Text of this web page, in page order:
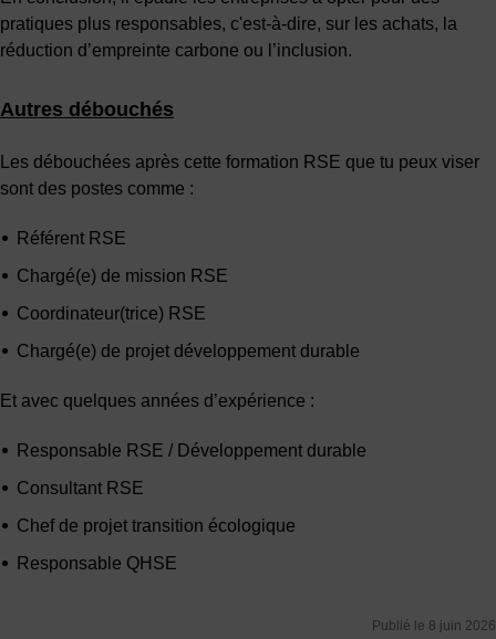
pratiques plus responsables, c'est-à-dire, sur les achats, la
réduction d’empreinte carbone ou l’inclusion.
Autres débouchés
Les débouchées après cette formation RSE que tu peux viser
sont des postes comme :
Référent RSE
Chargé(e) de mission RSE
Coordinateur(trice) RSE
Chargé(e) de projet développement durable
Et avec quelques années d’expérience :
Responsable RSE / Développement durable
Consultant RSE
Chef de projet transition écologique
Responsable QHSE
Publié le 8 juin 2026